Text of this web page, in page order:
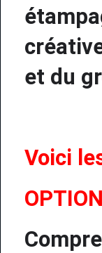
et du
Voici